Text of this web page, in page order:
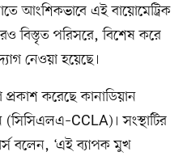
আংশিকভাবে এই বায়োমেট্রিক
বিস্তৃত পরিসরে, বিশেষ করে
নেওয়া হয়েছে।
করেছে কানাডিয়ান
(সিসিএলএ–CCLA)। সংস্থাটির
বলেন, ‘এই ব্যাপক মুখ